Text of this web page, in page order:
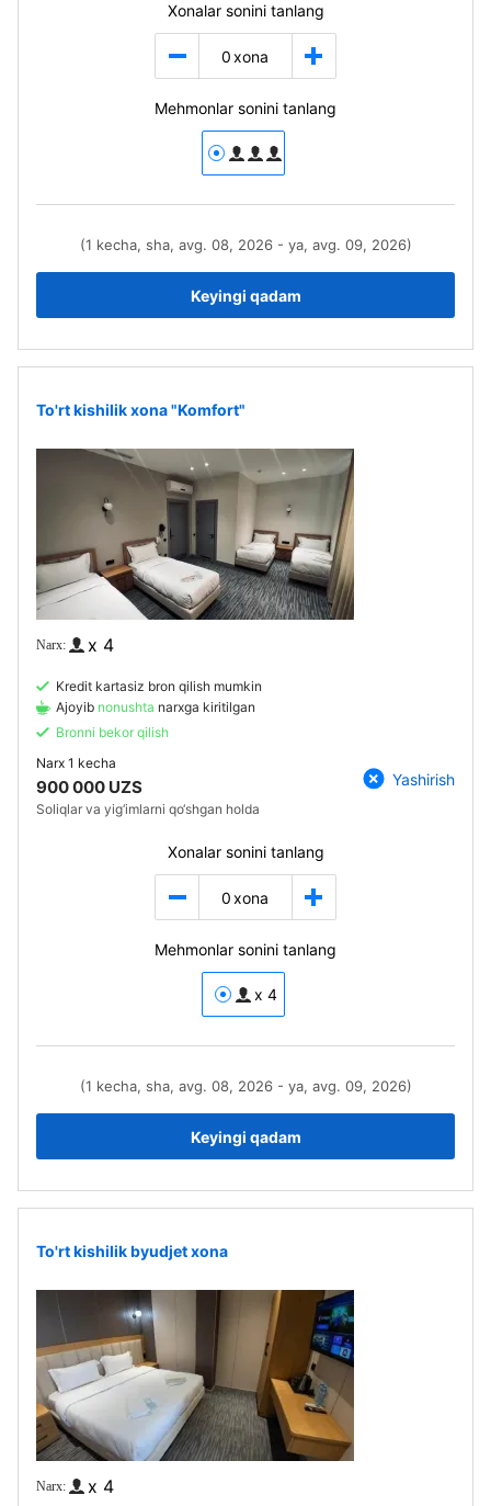
Xonalar sonini tanlang
0 xona
Mehmonlar sonini tanlang
(1 kecha, sha, avg. 08, 2026 - ya, avg. 09, 2026)
Keyingi qadam
To'rt kishilik xona "Komfort"
x 4
Kredit kartasiz bron qilish mumkin
Ajoyib nonushta narxga kiritilgan
Bronni bekor qilish
Narx 1 kecha
900 000 UZS
Soliqlar va yig‘imlarni qo‘shgan holda
Yashirish
Xonalar sonini tanlang
0 xona
Mehmonlar sonini tanlang
x 4
(1 kecha, sha, avg. 08, 2026 - ya, avg. 09, 2026)
Keyingi qadam
To'rt kishilik byudjet xona
x 4